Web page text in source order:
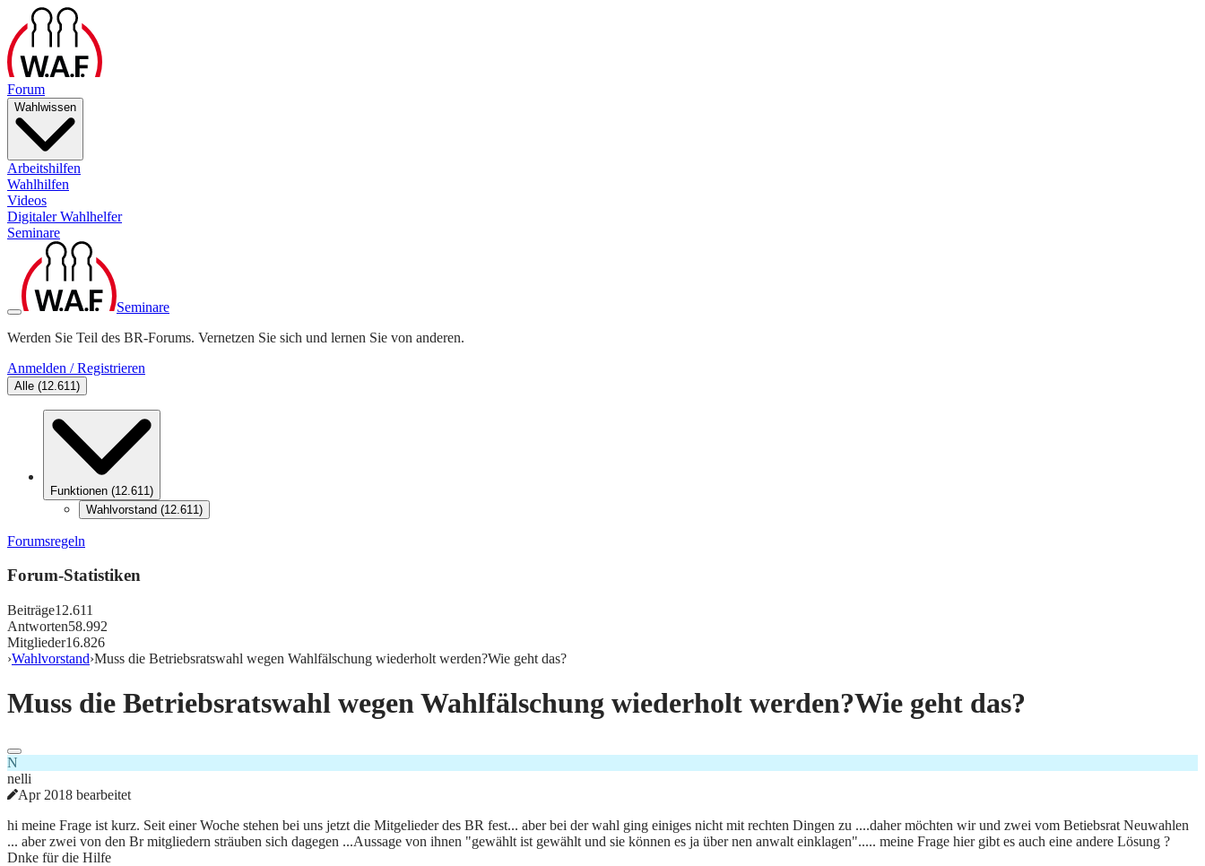
Forum
Wahlwissen
Arbeitshilfen
Wahlhilfen
Videos
Digitaler Wahlhelfer
Seminare
Seminare
Werden Sie Teil des BR-Forums. Vernetzen Sie sich und lernen Sie von anderen.
Anmelden / Registrieren
Alle (12.611)
Funktionen (12.611)
Wahlvorstand (12.611)
Forumsregeln
Forum-Statistiken
Beiträge12.611
Antworten58.992
Mitglieder16.826
›Wahlvorstand›Muss die Betriebsratswahl wegen Wahlfälschung wiederholt werden?Wie geht das?
Muss die Betriebsratswahl wegen Wahlfälschung wiederholt werden?Wie geht das?
N
nelli
Apr 2018 bearbeitet
hi meine Frage ist kurz. Seit einer Woche stehen bei uns jetzt die Mitgelieder des BR fest... aber bei der wahl ging einiges nicht mit rechten Dingen zu ....daher möchten wir und zwei vom Betiebsrat Neuwahlen
... aber zwei von den Br mitgliedern sträuben sich dagegen ...Aussage von ihnen "gewählt ist gewählt und sie können es ja über nen anwalt einklagen"..... meine Frage hier gibt es auch eine andere Lösung ?
Dnke für die Hilfe